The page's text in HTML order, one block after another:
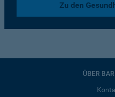
Zu den
ÜBER